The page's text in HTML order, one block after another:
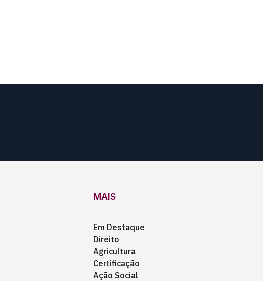
MAIS
Em Destaque
Direito
Agricultura
Certificação
Ação Social